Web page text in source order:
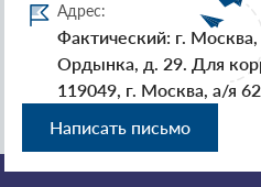
Адрес:
Фактический: г.
Ордынка, д. 29. Для
119049, г. Москва, а/я
Написать письмо